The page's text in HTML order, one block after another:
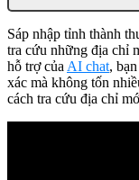
Sáp nhập tỉnh thành
tra cứu những địa chỉ
hỗ trợ của AI chat,
xác mà không tốn
cách tra cứu địa chỉ